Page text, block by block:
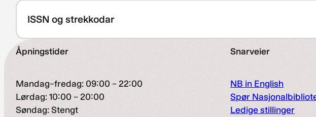
ISSN og strekkodar
Åpningstider
Mandag–fredag: 09:00 – 22:00
Lørdag: 10:00 – 20:00
Søndag: Stengt
Snarveier
NB in English
Spør
Ledige stillinger